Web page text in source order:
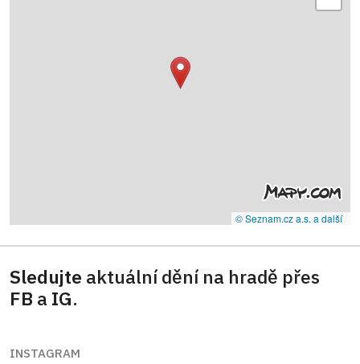
© Seznam.cz a.s. a další
Sledujte aktuální dění na hradě přes
FB a IG.
INSTAGRAM